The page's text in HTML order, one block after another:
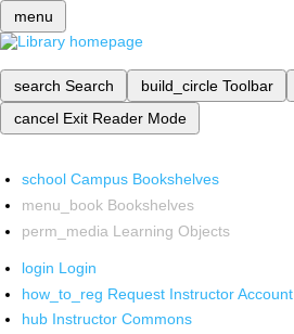
menu
search Search build_circle Toolbar
cancel Exit Reader Mode
school Campus Bookshelves
menu_book Bookshelves
perm_media Learning Objects
login Login
how_to_reg Request Instructor Account
hub Instructor Commons